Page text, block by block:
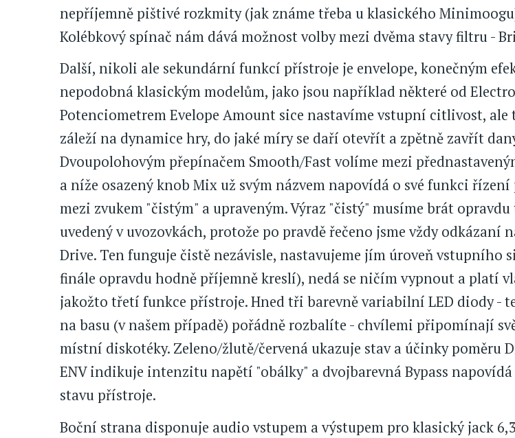
nepříjemně pištivé rozkmity (jak známe třeba u klasického
Kolébkový spínač nám dává možnost volby mezi dvěma stavy filtru -
Další, nikoli ale sekundární funkcí přístroje je envelope, konečným
nepodobná klasickým modelům, jako jsou například některé od
Potenciometrem Evelope Amount sice nastavíme vstupní citlivost, ale
záleží na dynamice hry, do jaké míry se daří otevřít a zpětně zavřít
Dvoupolohovým přepínačem Smooth/Fast volíme mezi
a níže osazený knob Mix už svým názvem napovídá o své funkci řízení
mezi zvukem "čistým" a upraveným. Výraz "čistý" musíme brát opravdu
uvedený v uvozovkách, protože po pravdě řečeno jsme vždy odkázaní
Drive. Ten funguje čistě nezávisle, nastavujeme jím úroveň vstupního
finále opravdu hodně příjemně kreslí), nedá se ničím vypnout a platí
jakožto třetí funkce přístroje. Hned tři barevně variabilní LED diody -
na basu (v našem případě) pořádně rozbalíte - chvílemi připomínají
místní diskotéky. Zeleno/žlutě/červená ukazuje stav a účinky poměru
ENV indikuje intenzitu napětí "obálky" a dvojbarevná Bypass napovídá
stavu přístroje.
Boční strana disponuje audio vstupem a výstupem pro klasický jack